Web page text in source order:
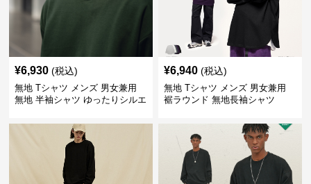
¥6,930 (税込)
無地 Tシャツ メンズ 男女兼用
無地 半袖シャツ ゆったりシルエ
¥6,940 (税込)
無地 Tシャツ メンズ 男女兼用
裾ラウンド 無地長袖シャツ